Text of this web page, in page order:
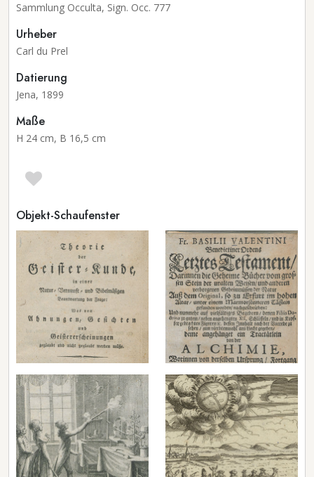
Sammlung Occulta, Sign. Occ. 777
Urheber
Carl du Prel
Datierung
Jena, 1899
Maße
H 24 cm, B 16,5 cm
Objekt-Schaufenster